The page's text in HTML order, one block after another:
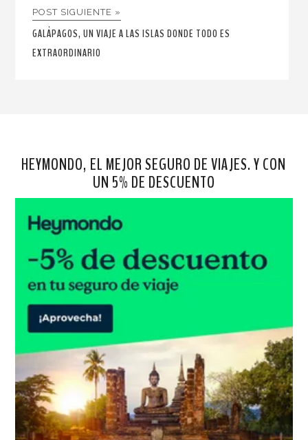
POST SIGUIENTE »
GALÁPAGOS, UN VIAJE A LAS ISLAS DONDE TODO ES
EXTRAORDINARIO
HEYMONDO, EL MEJOR SEGURO DE VIAJES. Y CON
UN 5% DE DESCUENTO